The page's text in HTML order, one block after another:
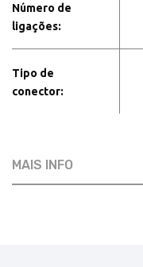
Número de
ligações:
Tipo de
conector:
MAIS INFO